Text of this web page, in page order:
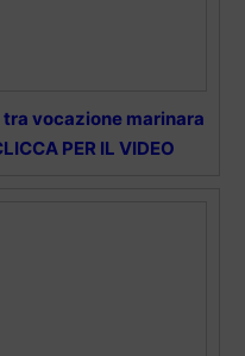
vocazione marinara
PER IL VIDEO